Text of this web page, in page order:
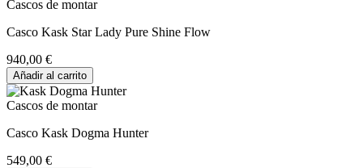
Cascos de montar
Casco Kask Star Lady Pure Shine Flow
940,00 €
Añadir al carrito
Cascos de montar
Casco Kask Dogma Hunter
549,00 €